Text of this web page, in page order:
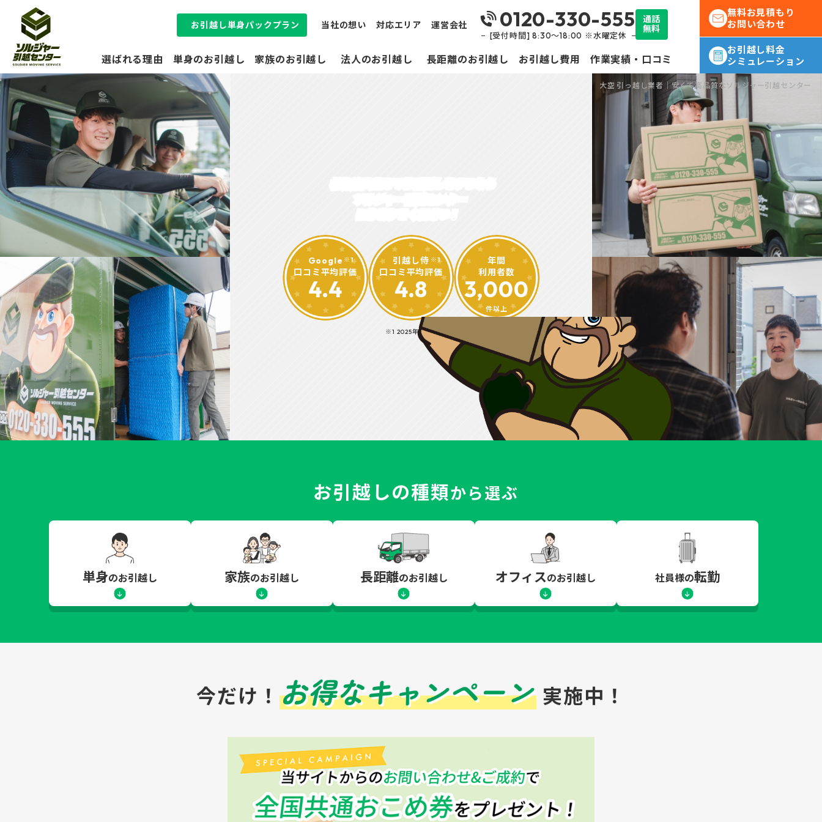
お引越し単身パックプラン 当社の想い 対応エリア 運営会社 0120-330-555
[受付時間] 8:30～18:00 ※水曜定休
通話
無料
選ばれる理由 単身のお引越し 家族のお引越し 法人のお引越し
オフィス のお引越し 転勤
長距離のお引越し お引越し費用 作業実績・口コミ
無料お見積もり
お問い合わせ
お引越し料金
シミュレーション
大空 引っ越し業者｜安くて高品質なソルジャー引越センター
Google
口コミ平均評価
4.4
※1
引越し侍
口コミ平均評価
4.8
※1
年間
利用者数
3,000
件以上
※1 2025年6月時点
お引越しの種類から選ぶ
単身のお引越し 家族のお引越し 長距離のお引越し オフィスのお引越し 社員様の転勤
今だけ！ 実施中！